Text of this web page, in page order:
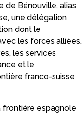
de Bénouville, alias
une délégation
dont le
les forces alliées.
les services
et le
franco-suisse
frontière espagnole